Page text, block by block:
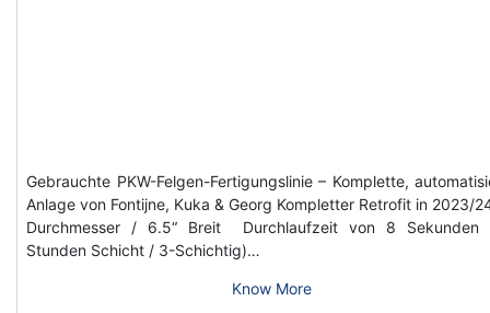
Gebrauchte PKW-Felgen-Fertigungslinie – Komplette,
Anlage von Fontijne, Kuka & Georg Kompletter Retrofit in 2023/
Durchmesser / 6.5“ Breit Durchlaufzeit von 8 Sekunden
Stunden Schicht / 3-Schichtig)…
Know More